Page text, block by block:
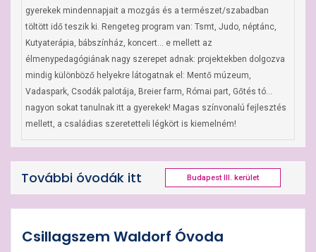
gyerekek mindennapjait a mozgás és a természet/szabadban
töltött idő teszik ki. Rengeteg program van: Tsmt, Judo, néptánc,
Kutyaterápia, bábszínház, koncert… e mellett az
élmenypedagógiának nagy szerepet adnak: projektekben dolgozva
mindig különböző helyekre látogatnak el: Mentő múzeum,
Vadaspark, Csodák palotája, Breier farm, Római part, Gőtés tó…
nagyon sokat tanulnak itt a gyerekek! Magas színvonalú fejlesztés
mellett, a családias szeretetteli légkört is kiemelném!
További óvodák itt Budapest III. kerület
Csillagszem Waldorf Óvoda